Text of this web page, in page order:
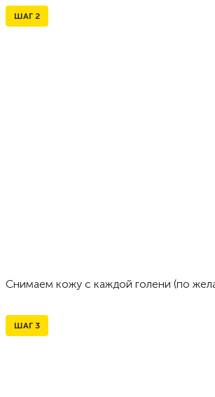
ШАГ 2
Снимаем кожу с каждой голени (по
ШАГ 3